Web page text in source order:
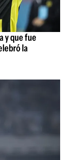
y que fue
la